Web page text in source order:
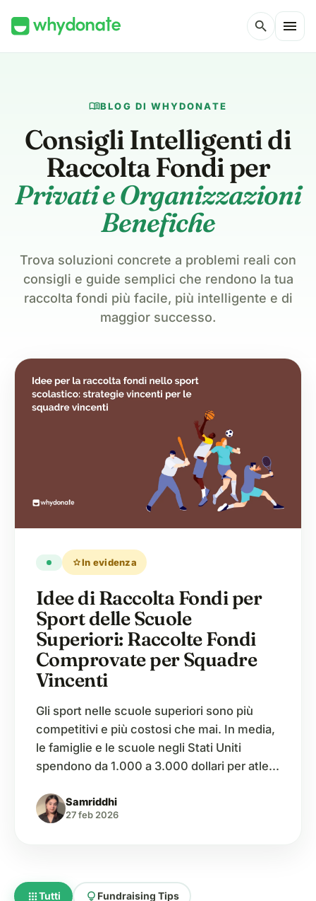
search menu
menu_bookBLOG DI WHYDONATE
Consigli Intelligenti di
Raccolta Fondi per
Privati e Organizzazioni
Benefiche
Trova soluzioni concrete a problemi reali con
consigli e guide semplici che rendono la tua
raccolta fondi più facile, più intelligente e di
maggior successo.
starIn evidenza
Idee di Raccolta Fondi per
Sport delle Scuole
Superiori: Raccolte Fondi
Comprovate per Squadre
Vincenti
Gli sport nelle scuole superiori sono più
competitivi e più costosi che mai. In media,
le famiglie e le scuole negli Stati Uniti
spendono da 1.000 a 3.000 dollari per atleta
e il basket che superano questa cifra a
causa delle attrezzature di sicurezza e dei
Samriddhi
27 feb 2026
appsTutti lightbulb Fundraising Tips